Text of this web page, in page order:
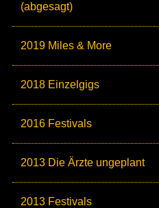
(abgesagt)
2019 Miles & More
2018 Einzelgigs
2016 Festivals
2013 Die Ärzte ungeplant
2013 Festivals